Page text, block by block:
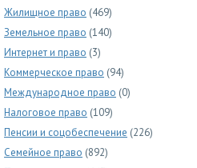
Жилищное право (469)
Земельное право (140)
Интернет и право (3)
Коммерческое право (94)
Международное право (0)
Налоговое право (109)
Пенсии и соцобеспечение (226)
Семейное право (892)